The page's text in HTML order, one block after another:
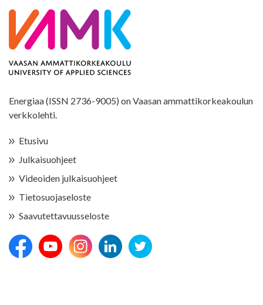
Energiaa (ISSN 2736-9005) on Vaasan ammattikorkeakoulun
verkkolehti.
Etusivu
Julkaisuohjeet
Videoiden julkaisuohjeet
Tietosuojaseloste
Saavutettavuusseloste